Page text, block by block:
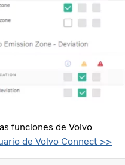
funciones de Volvo
de Volvo Connect >>